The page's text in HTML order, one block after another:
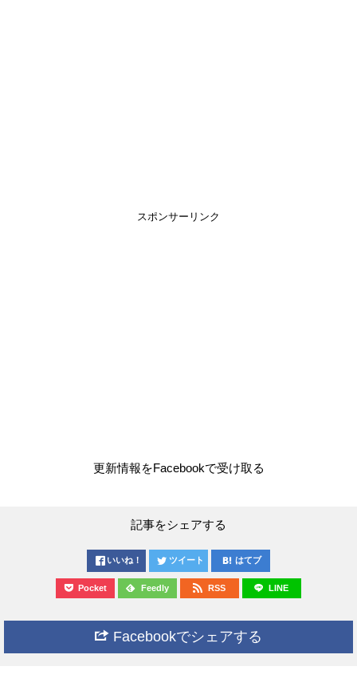
スポンサーリンク
更新情報をFacebookで受け取る
記事をシェアする
いいね！ ツイート はてブ
Pocket Feedly RSS LINE
Facebookでシェアする